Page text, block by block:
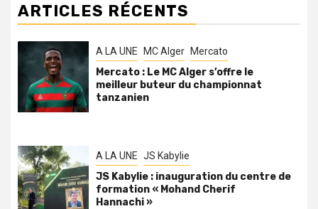
ARTICLES RÉCENTS
A LA UNE MC Alger Mercato
Mercato : Le MC Alger s’offre le
meilleur buteur du championnat
tanzanien
A LA UNE JS Kabylie
JS Kabylie : inauguration du centre de
formation « Mohand Cherif
Hannachi »